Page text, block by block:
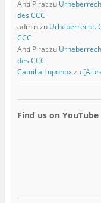
Anti Piratzu
des CCC
adminzu Urheberrecht.
CCC
Anti Piratzu
des CCC
Camilla Luponoxzu
Find us on YouTube